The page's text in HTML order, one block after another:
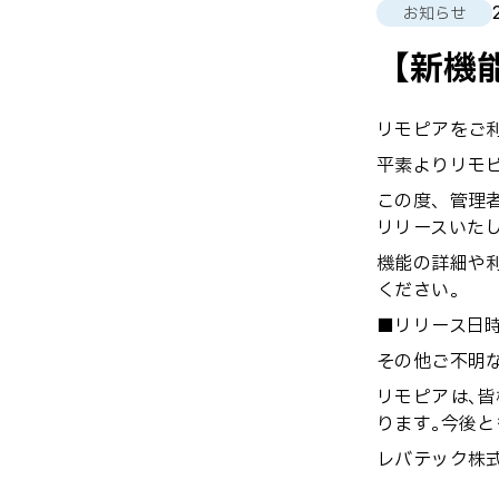
お知らせ
【新
リモピアをご
平素よりリモ
この度、管理
リリースいた
機能の詳細や
ください｡
■リリース日
その他ご不明
リモピアは､
ります｡今後
レバテック株